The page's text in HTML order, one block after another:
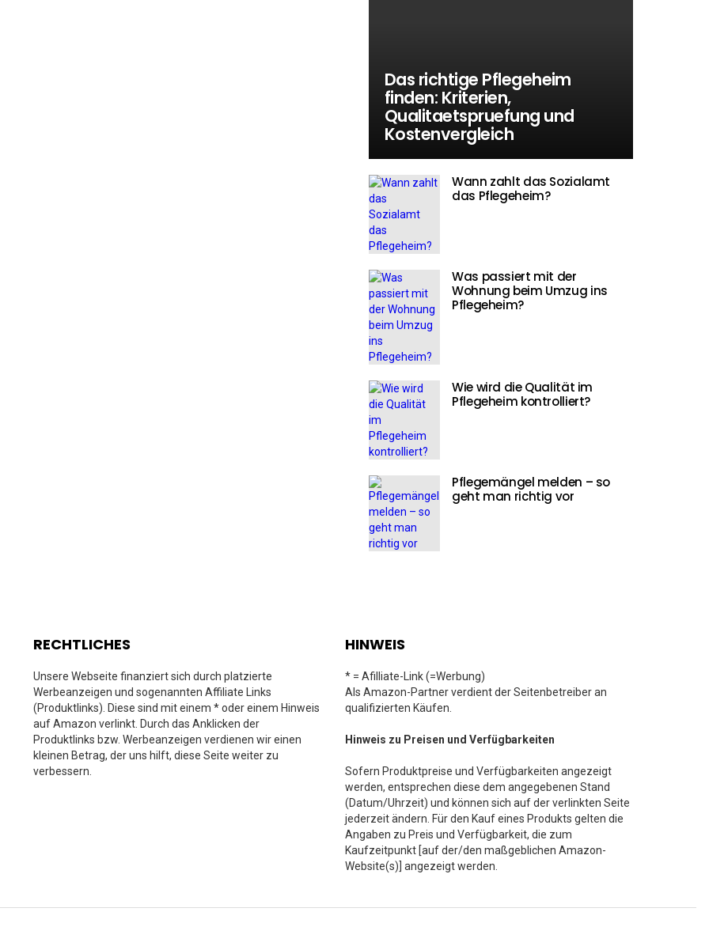
Das richtige Pflegeheim
finden: Kriterien,
Qualitaetspruefung und
Kostenvergleich
Wann zahlt das Sozialamt
das Pflegeheim?
Was passiert mit der
Wohnung beim Umzug ins
Pflegeheim?
Wie wird die Qualität im
Pflegeheim kontrolliert?
Pflegemängel melden – so
geht man richtig vor
RECHTLICHES
Unsere Webseite finanziert sich durch platzierte
Werbeanzeigen und sogenannten Affiliate Links
(Produktlinks). Diese sind mit einem * oder einem Hinweis
auf Amazon verlinkt. Durch das Anklicken der
Produktlinks bzw. Werbeanzeigen verdienen wir einen
kleinen Betrag, der uns hilft, diese Seite weiter zu
verbessern.
HINWEIS
* = Afilliate-Link (=Werbung)
Als Amazon-Partner verdient der Seitenbetreiber an
qualifizierten Käufen.
Hinweis zu Preisen und Verfügbarkeiten
Sofern Produktpreise und Verfügbarkeiten angezeigt
werden, entsprechen diese dem angegebenen Stand
(Datum/Uhrzeit) und können sich auf der verlinkten Seite
jederzeit ändern. Für den Kauf eines Produkts gelten die
Angaben zu Preis und Verfügbarkeit, die zum
Kaufzeitpunkt [auf der/den maßgeblichen Amazon-
Website(s)] angezeigt werden.